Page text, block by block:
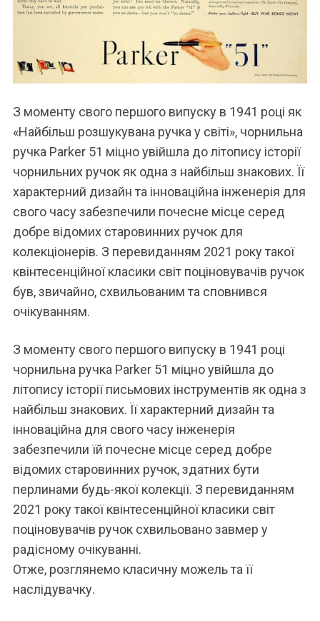
З моменту свого першого випуску в 1941 році як
«Найбільш розшукувана ручка у світі», чорнильна
ручка Parker 51 міцно увійшла до літопису історії
чорнильних ручок як одна з найбільш знакових. Її
характерний дизайн та інноваційна інженерія для
свого часу забезпечили почесне місце серед
добре відомих старовинних ручок для
колекціонерів. З перевиданням 2021 року такої
квінтесенційної класики світ поціновувачів ручок
був, звичайно, схвильованим та сповнився
очікуванням.
З моменту свого першого випуску в 1941 році
чорнильна ручка Parker 51 міцно увійшла до
літопису історії письмових інструментів як одна з
найбільш знакових. Її характерний дизайн та
інноваційна для свого часу інженерія
забезпечили їй почесне місце серед добре
відомих старовинних ручок, здатних бути
перлинами будь-якої колекції. З перевиданням
2021 року такої квінтесенційної класики світ
поціновувачів ручок схвильовано завмер у
радісному очікуванні.
Отже, розглянемо класичну можель та її
наслідувачку.